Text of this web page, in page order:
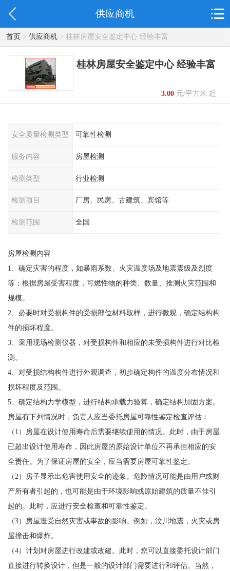
供应商机
首页> 供应商机> 桂林房屋安全鉴定中心 经验丰富
桂林房屋安全鉴定中心 经验丰富
3.00元/平方米 起
安全质量检测类型 可靠性检测
服务内容 房屋检测
检测类型 行业检测
检测项目 厂房、民房、古建筑、宾馆等
检测范围 全国
房屋检测内容
1、确定灾害的程度，如暴雨系数、火灾温度场及地震震级及烈度
等；根据房屋受害程度，可燃性物的种类、数量、推测火灾范围和
规模。
2、必要时对受损构件的受损部位材料取样，进行微观，确定结构构
件的损坏程度。
3、采用现场检测仪器，对受损构件和相应的未受损构件进行对比检
测。
4、对受损结构构件进行外观调查，初步确定构件的温度分布情况和
损坏程度及范围。
5、确定结构力学模型，进行结构承载力验算，确定结构加固方案。
房屋有下列情况时，负责人应当委托房屋可靠性鉴定检查评估：
（1）房屋在设计使用寿命后需要继续使用的情况。此时，由于房屋
已超出设计使用寿命，因此房屋的原始设计单位不再承担相应的安
全责任。为了保证房屋的安全，应当需要房屋可靠性鉴定。
（2）房子显示出危害使用安全的迹象。危险情况可能是由用户或财
产所有者引起的，也可能是由于环境影响或原始建筑的质量不佳引
起的。此时，应进行安全检查和可靠性鉴定。
（3）房屋遭受自然灾害或事故的影响。例如，汶川地震，火灾或房
屋撞击和爆炸。
（4）计划对房屋进行改建或改建。此时，您可以直接委托设计部门
直接进行转换设计，但是一般的设计部门需要进行和评估。当然，